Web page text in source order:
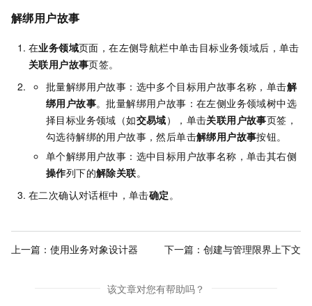
解绑用户故事
在业务领域页面，在左侧导航栏中单击目标业务领域后，单击
关联用户故事页签。
批量解绑用户故事：选中多个目标用户故事名称，单击解
绑用户故事。批量解绑用户故事：在左侧业务领域树中选
择目标业务领域（如交易域），单击关联用户故事页签，
勾选待解绑的用户故事，然后单击解绑用户故事按钮。
单个解绑用户故事：选中目标用户故事名称，单击其右侧
操作列下的解除关联。
在二次确认对话框中，单击确定 。
上一篇： 使用业务对象设计器 下一篇： 创建与管理限界上下文
该文章对您有帮助吗？